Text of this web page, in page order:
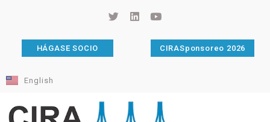
HÁGASE SOCIO CIRASponsoreo 2026
English